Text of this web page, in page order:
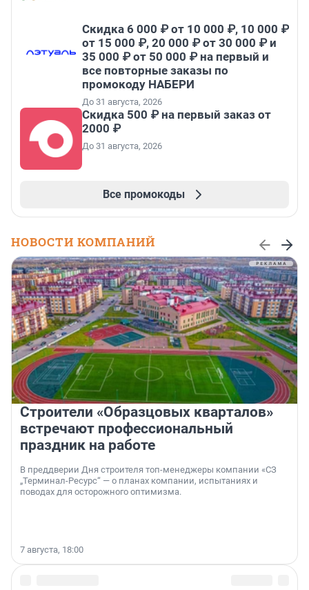
Скидка 6 000 ₽ от 10 000 ₽, 10 000 ₽
от 15 000 ₽, 20 000 ₽ от 30 000 ₽ и
35 000 ₽ от 50 000 ₽ на первый и
все повторные заказы по
промокоду НАБЕРИ
До 31 августа, 2026
Скидка 500 ₽ на первый заказ от
2000 ₽
До 31 августа, 2026
Все промокоды
НОВОСТИ КОМПАНИЙ
Строители «Образцовых кварталов»
встречают профессиональный
праздник на работе
В преддверии Дня строителя топ-менеджеры компании «СЗ
„Терминал-Ресурс“ — о планах компании, испытаниях и
поводах для осторожного оптимизма.
7 августа, 18:00